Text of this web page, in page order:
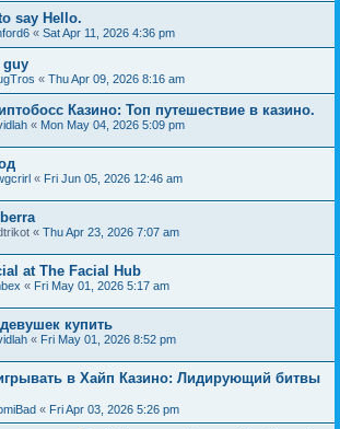
say Hello.
« Sat Apr 11, 2026 4:36 pm
guy
« Thu Apr 09, 2026 8:16 am
Казино: Топ путешествие в казино.
« Mon May 04, 2026 5:09 pm
« Fri Jun 05, 2026 12:46 am
« Thu Apr 23, 2026 7:07 am
at The Facial Hub
« Fri May 01, 2026 5:17 am
купить
« Fri May 01, 2026 8:52 pm
в Хайп Казино: Лидирующий битвы
« Fri Apr 03, 2026 5:26 pm